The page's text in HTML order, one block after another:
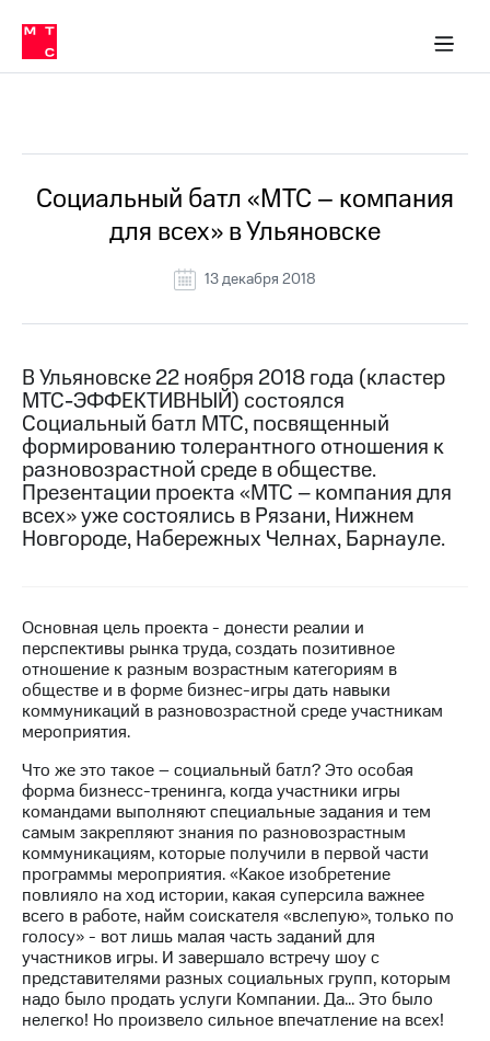
Медиа-центр
и акционерам
Устойчивое развитие
Комплаенс и деловая этика
компании
Карьера
История
компании
Руководство
Контакты
Медиа-центр
Пресс-
релизы
МТС
о технологиях
Интервью
Финансовая
отчетность
Контакты
Новости
в
регионе
и акционерам
Корпоративное
управление
Корпоративный
секретарь
Раскрытие
информации
Информация
в МТС
Пресс-
релизы
о технологиях
Социальный батл «МТС – компания
для всех» в Ульяновске
13 декабря 2018
В Ульяновске 22 ноября 2018 года (кластер
МТС-ЭФФЕКТИВНЫЙ) состоялся
Социальный батл МТС, посвященный
формированию толерантного отношения к
разновозрастной среде в обществе.
Презентации проекта «МТС – компания для
всех» уже состоялись в Рязани, Нижнем
Новгороде, Набережных Челнах, Барнауле.
Основная цель проекта - донести реалии и
перспективы рынка труда, создать позитивное
отношение к разным возрастным категориям в
обществе и в форме бизнес-игры дать навыки
коммуникаций в разновозрастной среде участникам
мероприятия.
Что же это такое – социальный батл? Это особая
форма бизнесс-тренинга, когда участники игры
командами выполняют специальные задания и тем
самым закрепляют знания по разновозрастным
коммуникациям, которые получили в первой части
программы мероприятия. «Какое изобретение
повлияло на ход истории, какая суперсила важнее
всего в работе, найм соискателя «вслепую», только по
голосу» - вот лишь малая часть заданий для
участников игры. И завершало встречу шоу с
представителями разных социальных групп, которым
надо было продать услуги Компании. Да… Это было
нелегко! Но произвело сильное впечатление на всех!